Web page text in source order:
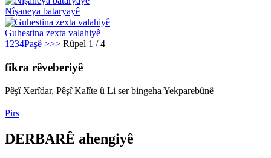
Nîşaneya bataryayê
Guhestina zexta valahiyê
1 234Paşê >>> Rûpel 1 / 4
fikra rêveberiyê
Pêşî Xerîdar, Pêşî Kalîte û Li ser bingeha Yekparebûnê
Pirs
DERBARÊ ahengiyê